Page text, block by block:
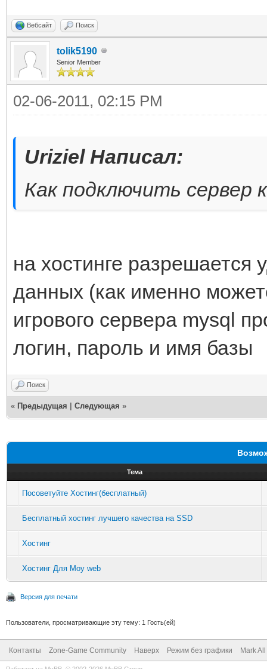
Вебсайт Поиск
tolik5190
Senior Member
02-06-2011, 02:15 PM
Uriziel Написал:
Как подключить сервер
на хостинге разрешается
данных (как именно
игрового сервера mysql
логин, пароль и имя базы
Поиск
« Предыдущая Следующая »
Тема
Посоветуйте Хостинг(бесплатный)
Бесплатный хостинг лучшего качества на SSD
Хостинг
Хостинг Для Moy web
Версия для печати
Пользователи, просматривающие эту тему: 1 Гость(ей)
Контакты Zone-Game Community Наверх Режим без графики Mark